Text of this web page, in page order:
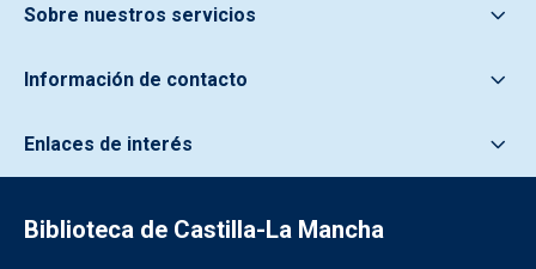
Sobre nuestros servicios
Información de contacto
Enlaces de interés
Biblioteca de Castilla-La Mancha